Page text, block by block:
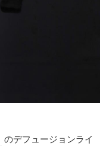
のデフュージョンライ